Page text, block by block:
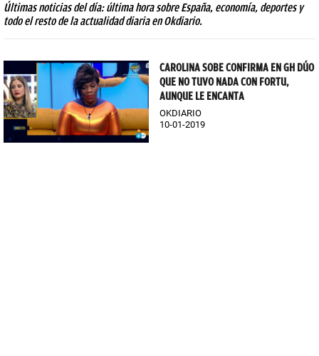
Últimas noticias del día: última hora sobre España, economía, deportes y
todo el resto de la actualidad diaria en Okdiario.
CAROLINA SOBE CONFIRMA EN GH DÚO
QUE NO TUVO NADA CON FORTU,
AUNQUE LE ENCANTA
OKDIARIO
10-01-2019